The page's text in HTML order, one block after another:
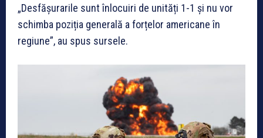
„Desfășurarile sunt înlocuiri de unități 1-1 și nu vor
schimba poziția generală a forțelor americane în
regiune”, au spus sursele.